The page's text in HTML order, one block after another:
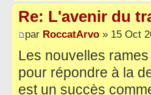
Re: L'avenir du
par RoccatArvo » 15 Oct
Les nouvelles
pour répondre à la
est un succès